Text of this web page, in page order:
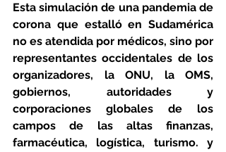
Esta simulación de una pandemia de
corona que estalló en Sudamérica
no es atendida por médicos, sino por
representantes occidentales de los
organizadores, la ONU, la OMS,
gobiernos, autoridades y
corporaciones globales de los
campos de las altas finanzas,
farmacéutica, logística, turismo. y